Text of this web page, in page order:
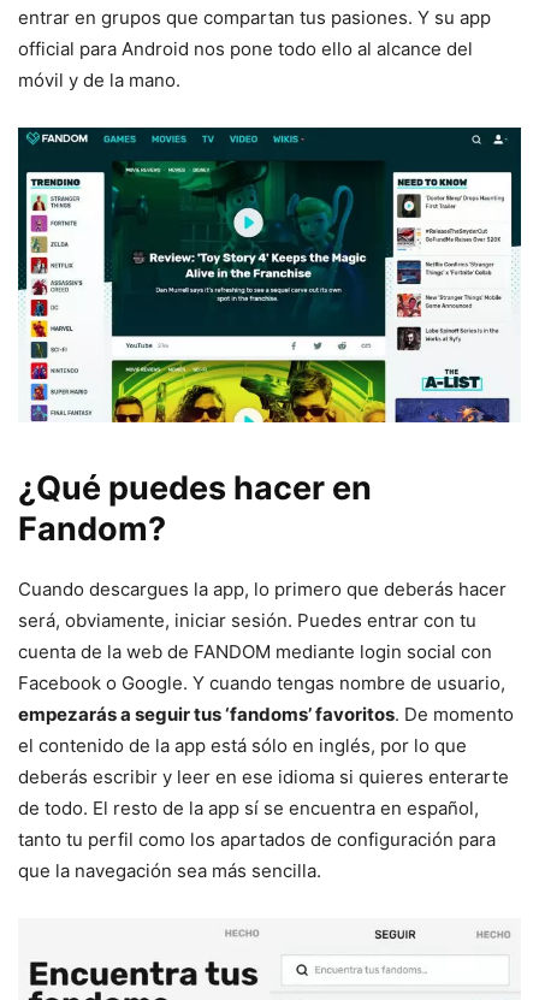
entrar en grupos que compartan tus pasiones. Y su app
official para Android nos pone todo ello al alcance del
móvil y de la mano.
¿Qué puedes hacer en
Fandom?
Cuando descargues la app, lo primero que deberás hacer
será, obviamente, iniciar sesión. Puedes entrar con tu
cuenta de la web de FANDOM mediante login social con
Facebook o Google. Y cuando tengas nombre de usuario,
empezarás a seguir tus ‘fandoms’ favoritos. De momento
el contenido de la app está sólo en inglés, por lo que
deberás escribir y leer en ese idioma si quieres enterarte
de todo. El resto de la app sí se encuentra en español,
tanto tu perfil como los apartados de configuración para
que la navegación sea más sencilla.